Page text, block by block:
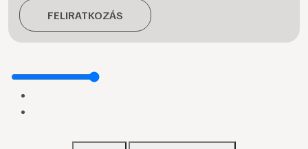
FELIRATKOZÁS